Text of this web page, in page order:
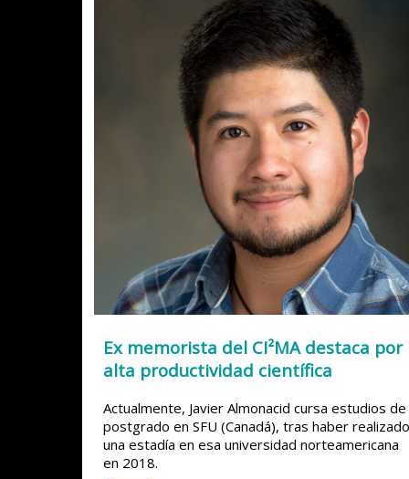
Ex memorista del CI²MA destaca por
alta productividad científica
Actualmente, Javier Almonacid cursa estudios de
postgrado en SFU (Canadá), tras haber realizado
una estadía en esa universidad norteamericana
en 2018.